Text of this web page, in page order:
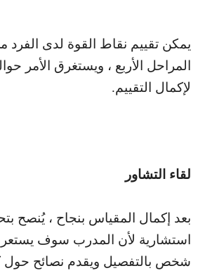
يمكن تقييم نقاط القوة لدى الفرد
لإكمال التقييم.
لقاء التشاور
بعد إكمال المقياس بنجاح ، يُنصح
استشارية لأن المدرب سوف
شخص بالتفصيل ويقدم نصائح حول